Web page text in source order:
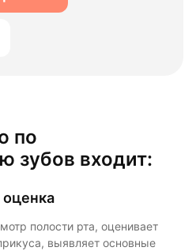
по
зубов входит:
полости рта, оценивает
выявляет основные